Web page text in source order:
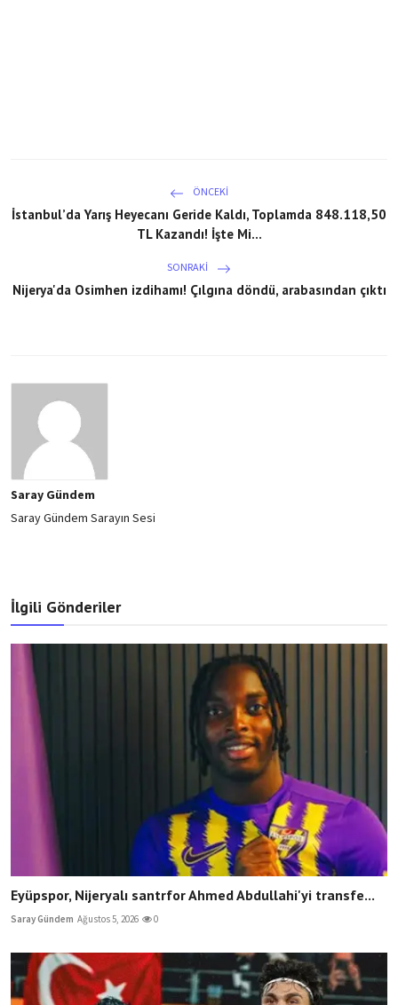
ÖNCEKI
İstanbul’da Yarış Heyecanı Geride Kaldı, Toplamda 848.118,50
TL Kazandı! İşte Mi...
SONRAKI
Nijerya'da Osimhen izdihamı! Çılgına döndü, arabasından çıktı
Saray Gündem
Saray Gündem Sarayın Sesi
İlgili Gönderiler
Eyüpspor, Nijeryalı santrfor Ahmed Abdullahi'yi transfe...
Saray Gündem Ağustos 5, 2026 0